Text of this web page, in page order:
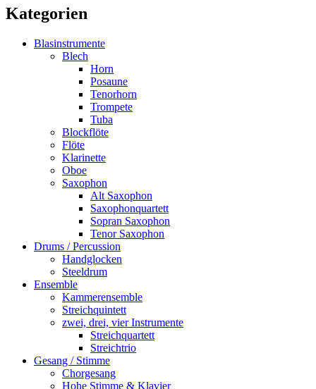
Kategorien
Blasinstrumente
Blech
Horn
Posaune
Tenorhorn
Trompete
Tuba
Blockflöte
Flöte
Klarinette
Oboe
Saxophon
Alt Saxophon
Saxophonquartett
Sopran Saxophon
Tenor Saxophon
Drums / Percussion
Handglocken
Steeldrum
Ensemble
Kammerensemble
Streichquintett
zwei, drei, vier Instrumente
Streichquartett
Streichtrio
Gesang / Stimme
Chorgesang
Hohe Stimme & Klavier